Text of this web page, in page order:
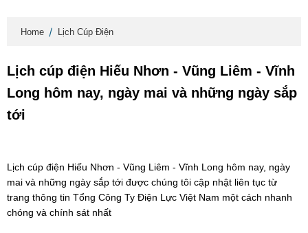
Home Lịch Cúp Điện
Lịch cúp điện Hiếu Nhơn - Vũng Liêm - Vĩnh
Long hôm nay, ngày mai và những ngày sắp
tới
Lịch cúp điện Hiếu Nhơn - Vũng Liêm - Vĩnh Long hôm nay, ngày
mai và những ngày sắp tới được chúng tôi cập nhật liên tục từ
trang thông tin Tổng Công Ty Điện Lực Việt Nam một cách nhanh
chóng và chính sát nhất